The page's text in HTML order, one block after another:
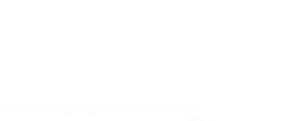
wszystkich plików cookie przez